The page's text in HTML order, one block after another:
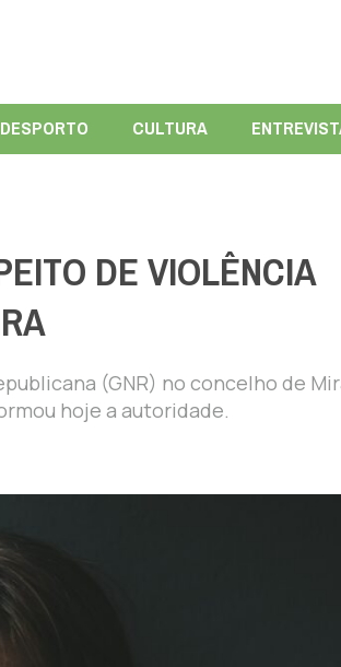
DESPORTO CULTURA
DE VIOLÊNCIA
(GNR) no concelho de
hoje a autoridade.